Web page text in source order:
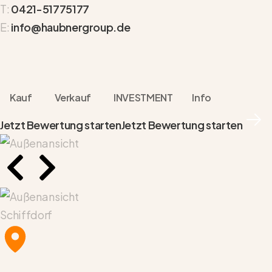
T: 0421-51775177
E: info@haubnergroup.de
Kauf Verkauf INVESTMENT Info
Jetzt Bewertung startenJetzt Bewertung starten
Schiffdorf